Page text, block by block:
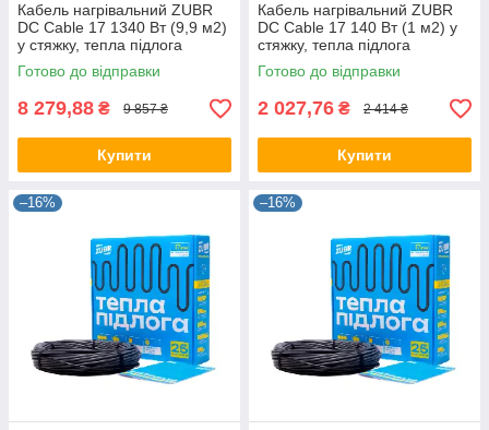
Кабель нагрівальний ZUBR
DC Cable 17 1340 Вт (9,9 м2)
у стяжку, тепла підлога
електрична ZUBR
Готово до відправки
8 279,88 ₴ 9 857 ₴
Купити
Кабель нагрівальний ZUBR
DC Cable 17 140 Вт (1 м2) у
стяжку, тепла підлога
електрична ZUBR
Готово до відправки
2 027,76 ₴ 2 414 ₴
Купити
–16% –16%